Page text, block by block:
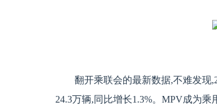
翻开乘联会的最新数据,不难发现
24.3万辆,同比增长1.3%。MPV成为